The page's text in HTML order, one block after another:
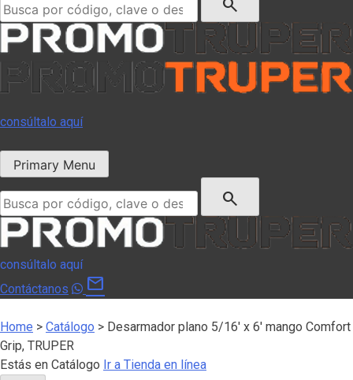
consúltalo aquí
Primary Menu
search
consúltalo aquí
Contáctanos
mail
Home > Catálogo > Desarmador plano 5/16′ x 6′ mango Comfort
Grip, TRUPER
Estás en Catálogo Ir a Tienda en línea